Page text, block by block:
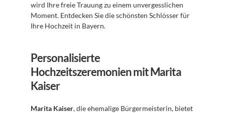
wird Ihre freie Trauung zu einem unvergesslichen
Moment. Entdecken Sie die schönsten Schlösser für
Ihre Hochzeit in Bayern.
Personalisierte
Hochzeitszeremonien mit Marita
Kaiser
Marita Kaiser, die ehemalige Bürgermeisterin, bietet